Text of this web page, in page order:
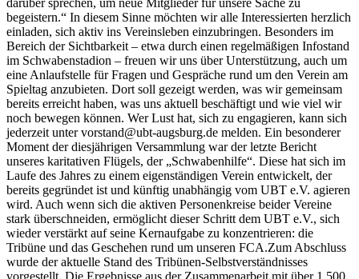
darüber sprechen, um neue Mitglieder für unsere Sache zu
begeistern.“ In diesem Sinne möchten wir alle Interessierten herzlich
einladen, sich aktiv ins Vereinsleben einzubringen. Besonders im
Bereich der Sichtbarkeit – etwa durch einen regelmäßigen Infostand
im Schwabenstadion – freuen wir uns über Unterstützung, auch um
eine Anlaufstelle für Fragen und Gespräche rund um den Verein am
Spieltag anzubieten. Dort soll gezeigt werden, was wir gemeinsam
bereits erreicht haben, was uns aktuell beschäftigt und wie viel wir
noch bewegen können. Wer Lust hat, sich zu engagieren, kann sich
jederzeit unter vorstand@ubt-augsburg.de melden. Ein besonderer
Moment der diesjährigen Versammlung war der letzte Bericht
unseres karitativen Flügels, der „Schwabenhilfe“. Diese hat sich im
Laufe des Jahres zu einem eigenständigen Verein entwickelt, der
bereits gegründet ist und künftig unabhängig vom UBT e.V. agieren
wird. Auch wenn sich die aktiven Personenkreise beider Vereine
stark überschneiden, ermöglicht dieser Schritt dem UBT e.V., sich
wieder verstärkt auf seine Kernaufgabe zu konzentrieren: die
Tribüne und das Geschehen rund um unseren FCA.Zum Abschluss
wurde der aktuelle Stand des Tribünen-Selbstverständnisses